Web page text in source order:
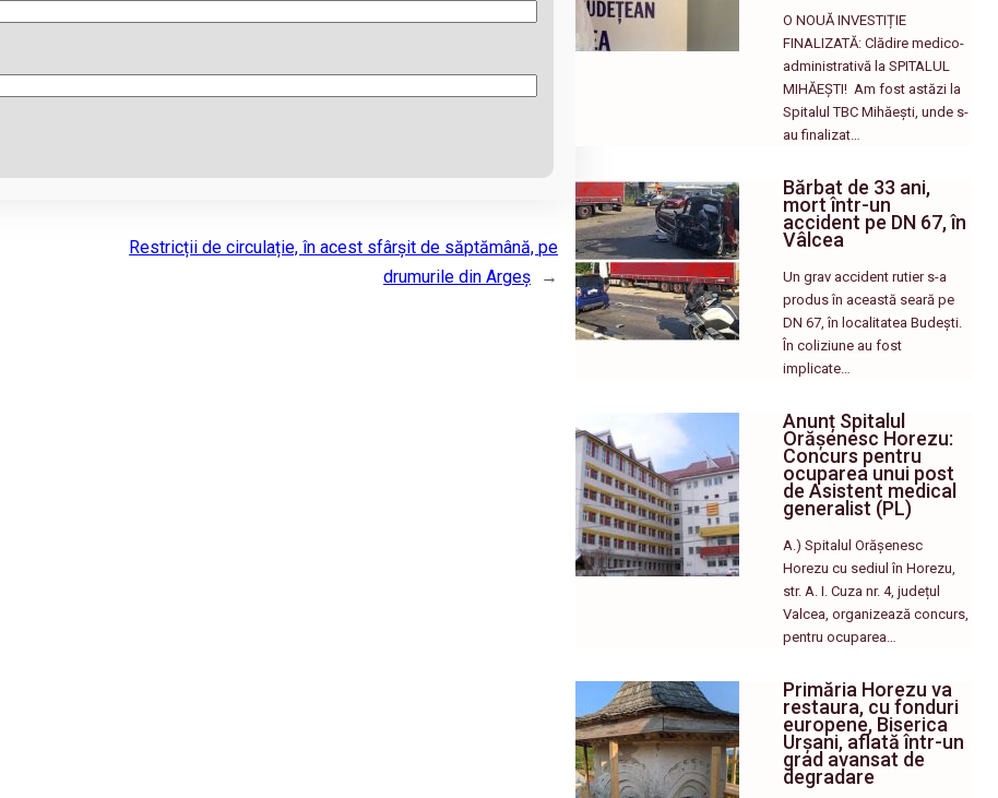
Restricții de circulație, în acest sfârșit de săptămână, pe
drumurile din Argeș
→
O NOUĂ INVESTIȚIE
FINALIZATĂ: Clădire medico-
administrativă la SPITALUL
MIHĂEȘTI! ​ Am fost astăzi la
Spitalul TBC Mihăești, unde s-
au finalizat…
Bărbat de 33 ani,
mort într-un
accident pe DN 67, în
Vâlcea
Un grav accident rutier s-a
produs în această seară pe
DN 67, în localitatea Budești.
În coliziune au fost
implicate…
Anunț Spitalul
Orășenesc Horezu:
Concurs pentru
ocuparea unui post
de Asistent medical
generalist (PL)
A.) Spitalul Orășenesc
Horezu cu sediul în Horezu,
str. A. I. Cuza nr. 4, județul
Valcea, organizează concurs,
pentru ocuparea…
Primăria Horezu va
restaura, cu fonduri
europene, Biserica
Urșani, aflată într-un
grad avansat de
degradare